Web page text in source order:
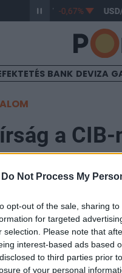
Do Not Process My
opt-out of the sale, sharing
for targeted
selection. Please note that
interest-based ads based
to third parties prior
of your personal
362,97 -0,67%
BANK DEVIZA
a CIB-
büntetést szabott ki a
problémákat
ügyletekre
a